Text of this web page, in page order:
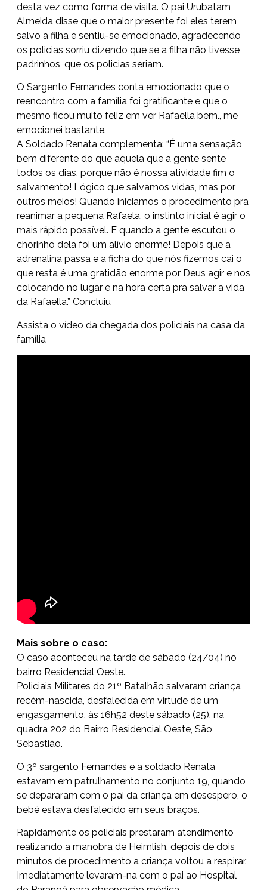
desta vez como forma de visita. O pai Urubatam
Almeida disse que o maior presente foi eles terem
salvo a filha e sentiu-se emocionado, agradecendo
os policias sorriu dizendo que se a filha não tivesse
padrinhos, que os policias seriam.
O Sargento Fernandes conta emocionado que o
reencontro com a família foi gratificante e que o
mesmo ficou muito feliz em ver Rafaella bem., me
emocionei bastante.
A Soldado Renata complementa: “É uma sensação
bem diferente do que aquela que a gente sente
todos os dias, porque não é nossa atividade fim o
salvamento! Lógico que salvamos vidas, mas por
outros meios! Quando iniciamos o procedimento pra
reanimar a pequena Rafaela, o instinto inicial é agir o
mais rápido possível. E quando a gente escutou o
chorinho dela foi um alívio enorme! Depois que a
adrenalina passa e a ficha do que nós fizemos cai o
que resta é uma gratidão enorme por Deus agir e nos
colocando no lugar e na hora certa pra salvar a vida
da Rafaella.” Concluiu
Assista o vídeo da chegada dos policiais na casa da
família
Mais sobre o caso:
O caso aconteceu na tarde de sábado (24/04) no
bairro Residencial Oeste.
Policiais Militares do 21º Batalhão salvaram criança
recém-nascida, desfalecida em virtude de um
engasgamento, às 16h52 deste sábado (25), na
quadra 202 do Bairro Residencial Oeste, São
Sebastião.
O 3º sargento Fernandes e a soldado Renata
estavam em patrulhamento no conjunto 19, quando
se depararam com o pai da criança em desespero, o
bebê estava desfalecido em seus braços.
Rapidamente os policiais prestaram atendimento
realizando a manobra de Heimlish, depois de dois
minutos de procedimento a criança voltou a respirar.
Imediatamente levaram-na com o pai ao Hospital